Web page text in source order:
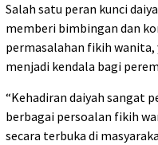
Salah satu peran kunci
memberi bimbingan dan
permasalahan fikih wanita,
menjadi kendala bagi
“Kehadiran daiyah sangat
berbagai persoalan fikih
secara terbuka di